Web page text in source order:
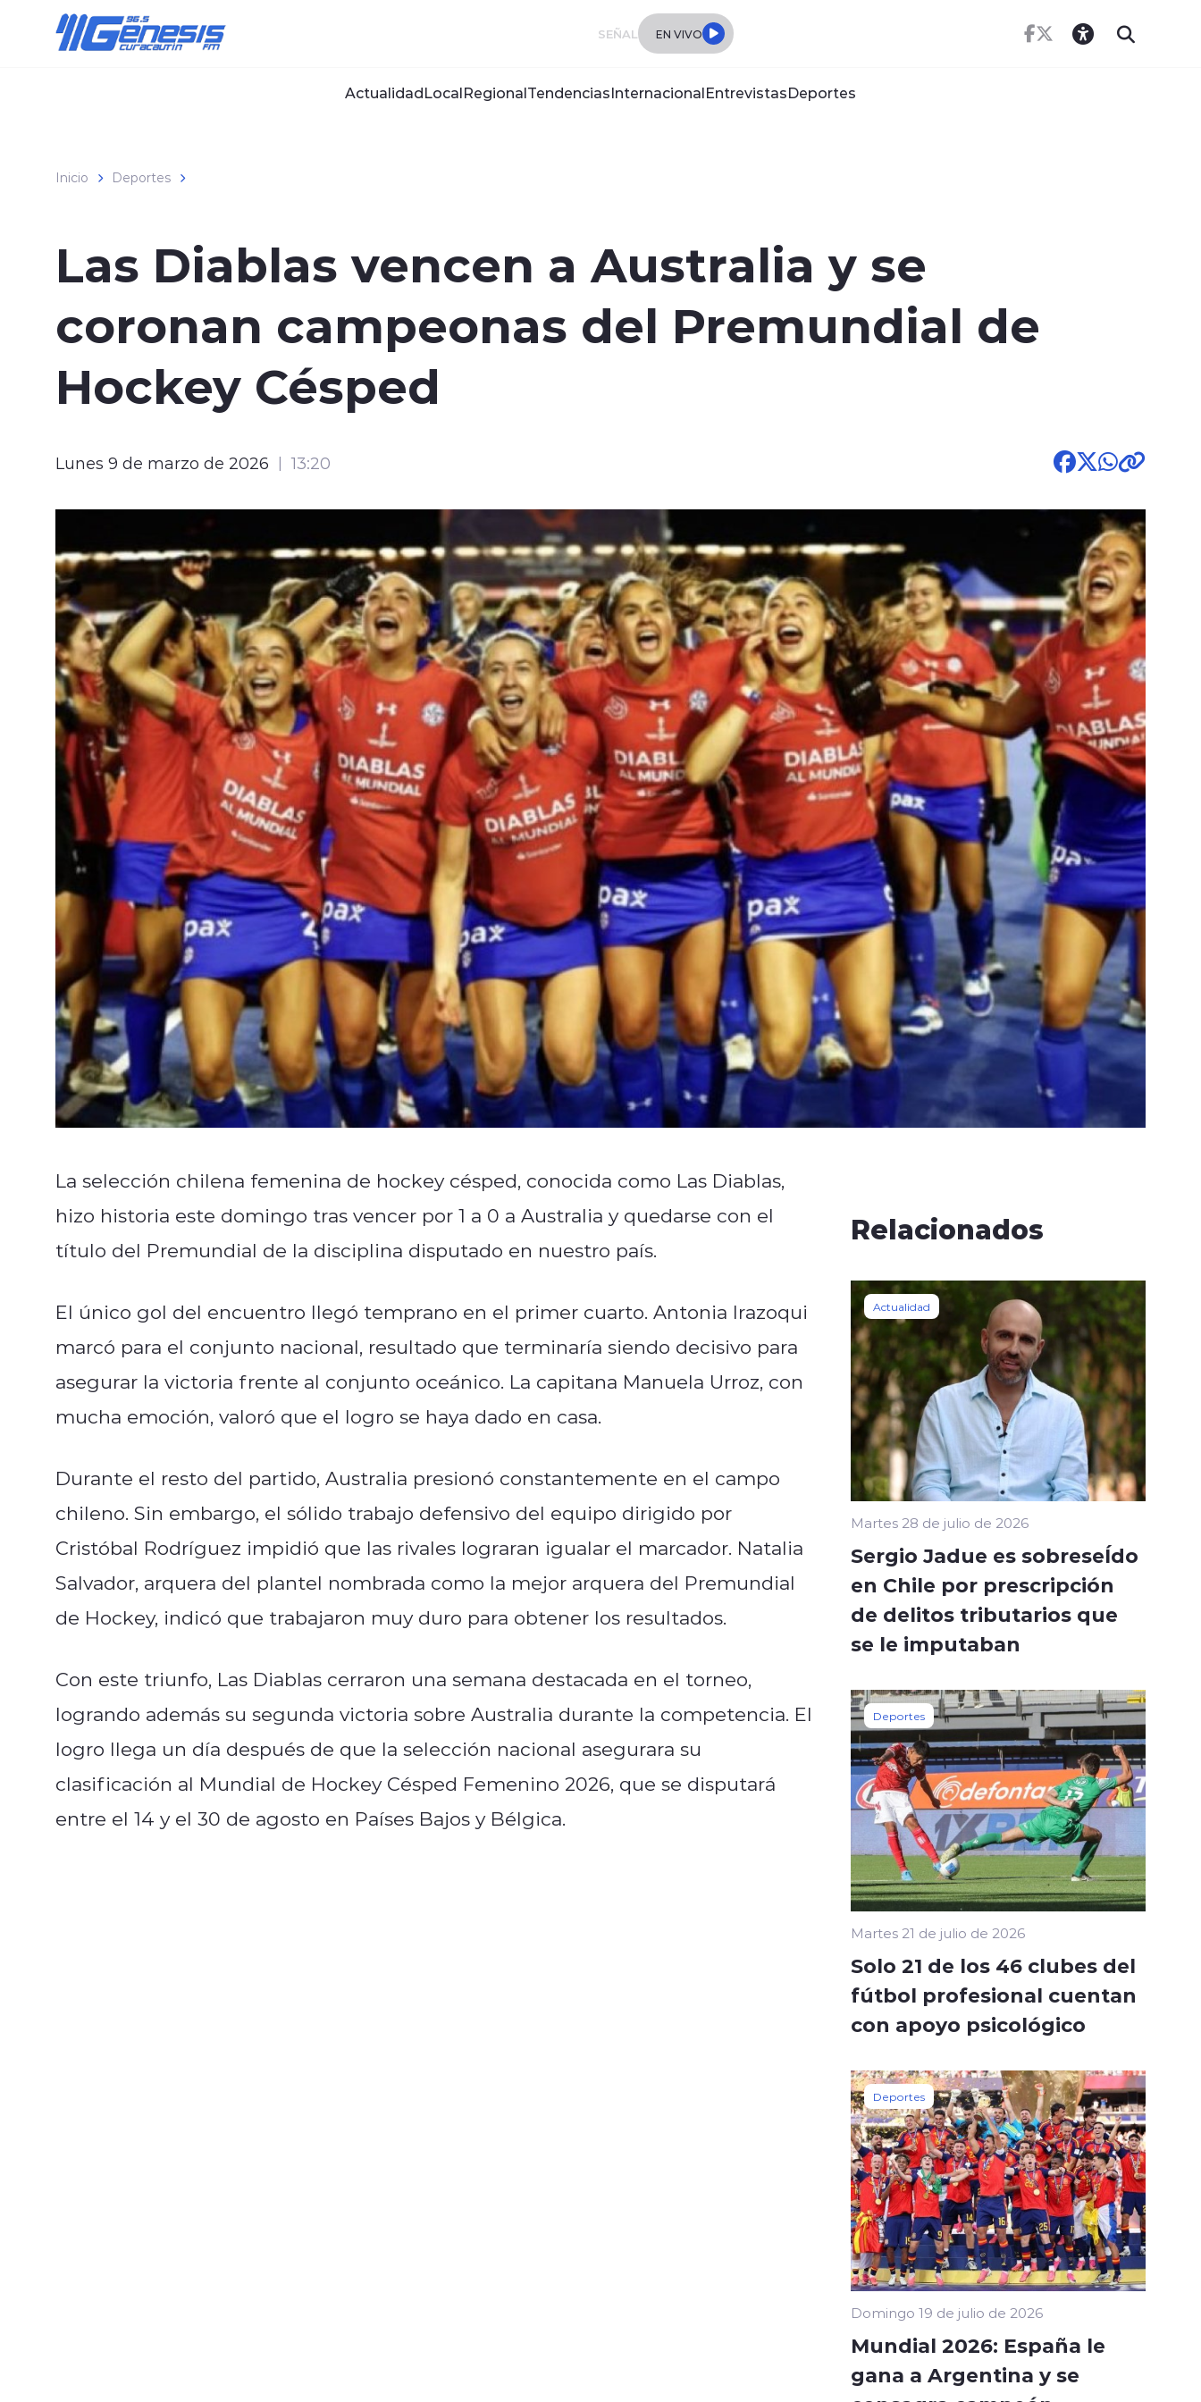
SEÑAL EN VIVO
ActualidadLocalRegionalTendenciasInternacionalEntrevistasDeportes
Inicio Deportes
Las Diablas vencen a Australia y se
coronan campeonas del Premundial de
Hockey Césped
Lunes 9 de marzo de 2026 13:20
La selección chilena femenina de hockey césped, conocida como Las Diablas,
hizo historia este domingo tras vencer por 1 a 0 a Australia y quedarse con el
título del Premundial de la disciplina disputado en nuestro país.
El único gol del encuentro llegó temprano en el primer cuarto. Antonia Irazoqui
marcó para el conjunto nacional, resultado que terminaría siendo decisivo para
asegurar la victoria frente al conjunto oceánico. La capitana Manuela Urroz, con
mucha emoción, valoró que el logro se haya dado en casa.
Durante el resto del partido, Australia presionó constantemente en el campo
chileno. Sin embargo, el sólido trabajo defensivo del equipo dirigido por
Cristóbal Rodríguez impidió que las rivales lograran igualar el marcador. Natalia
Salvador, arquera del plantel nombrada como la mejor arquera del Premundial
de Hockey, indicó que trabajaron muy duro para obtener los resultados.
Con este triunfo, Las Diablas cerraron una semana destacada en el torneo,
logrando además su segunda victoria sobre Australia durante la competencia. El
logro llega un día después de que la selección nacional asegurara su
clasificación al Mundial de Hockey Césped Femenino 2026, que se disputará
entre el 14 y el 30 de agosto en Países Bajos y Bélgica.
Relacionados
Actualidad
Martes 28 de julio de 2026
Sergio Jadue es sobreseÍdo
en Chile por prescripción
de delitos tributarios que
se le imputaban
Deportes
Martes 21 de julio de 2026
Solo 21 de los 46 clubes del
fútbol profesional cuentan
con apoyo psicológico
Deportes
Domingo 19 de julio de 2026
Mundial 2026: España le
gana a Argentina y se